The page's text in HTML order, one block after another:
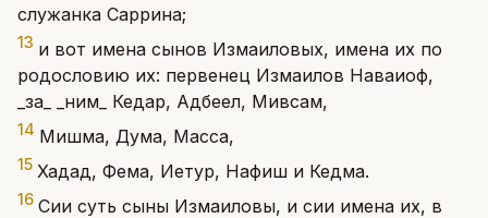
служанка Саррина;
13 и вот имена сынов Измаиловых, имена их по
родословию их: первенец Измаилов Наваиоф,
_за_ _ним_ Кедар, Адбеел, Мивсам,
14 Мишма, Дума, Масса,
15 Хадад, Фема, Иетур, Нафиш и Кедма.
16 Сии суть сыны Измаиловы, и сии имена их, в